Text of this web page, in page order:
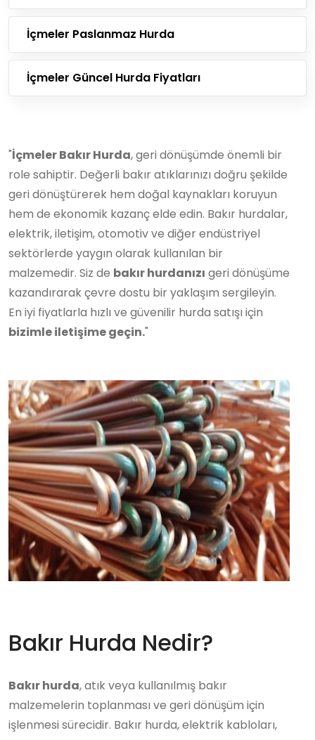
İçmeler Paslanmaz Hurda
İçmeler Güncel Hurda Fiyatları
"İçmeler Bakır Hurda, geri dönüşümde önemli bir
role sahiptir. Değerli bakır atıklarınızı doğru şekilde
geri dönüştürerek hem doğal kaynakları koruyun
hem de ekonomik kazanç elde edin. Bakır hurdalar,
elektrik, iletişim, otomotiv ve diğer endüstriyel
sektörlerde yaygın olarak kullanılan bir
malzemedir. Siz de bakır hurdanızı geri dönüşüme
kazandırarak çevre dostu bir yaklaşım sergileyin.
En iyi fiyatlarla hızlı ve güvenilir hurda satışı için
bizimle iletişime geçin."
Bakır Hurda Nedir?
Bakır hurda, atık veya kullanılmış bakır
malzemelerin toplanması ve geri dönüşüm için
işlenmesi sürecidir. Bakır hurda, elektrik kabloları,